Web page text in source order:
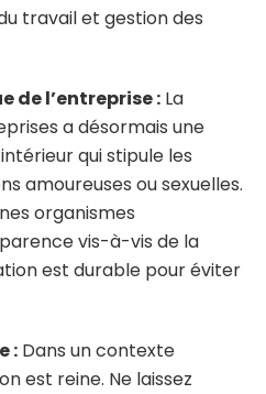
travail et gestion des
de l’entreprise : La
a désormais une
qui stipule les
amoureuses ou sexuelles.
organismes
vis-à-vis de la
est durable pour éviter
: Dans un contexte
est reine. Ne laissez